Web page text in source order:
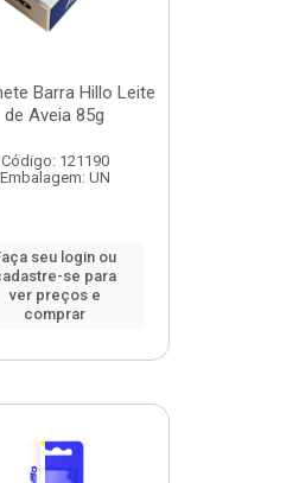
Barra Hillo Leite
de Aveia 85g
Código: 121190
Embalagem: UN
seu login ou
se para
ver preços e
comprar